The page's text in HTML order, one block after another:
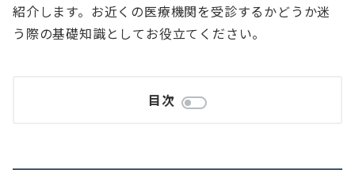
紹介します。お近くの医療機関を受診するかどうか迷
う際の基礎知識としてお役立てください。
目次